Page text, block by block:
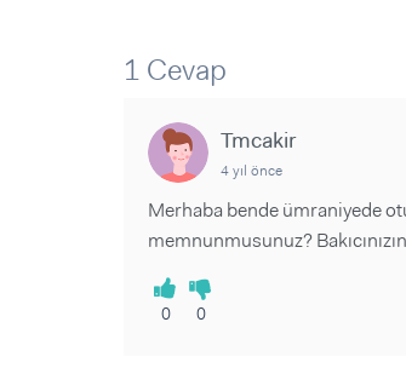
1 Cevap
Tmcakir
4 yıl önce
Merhaba bende ümraniyede
memnunmusunuz?
0 0